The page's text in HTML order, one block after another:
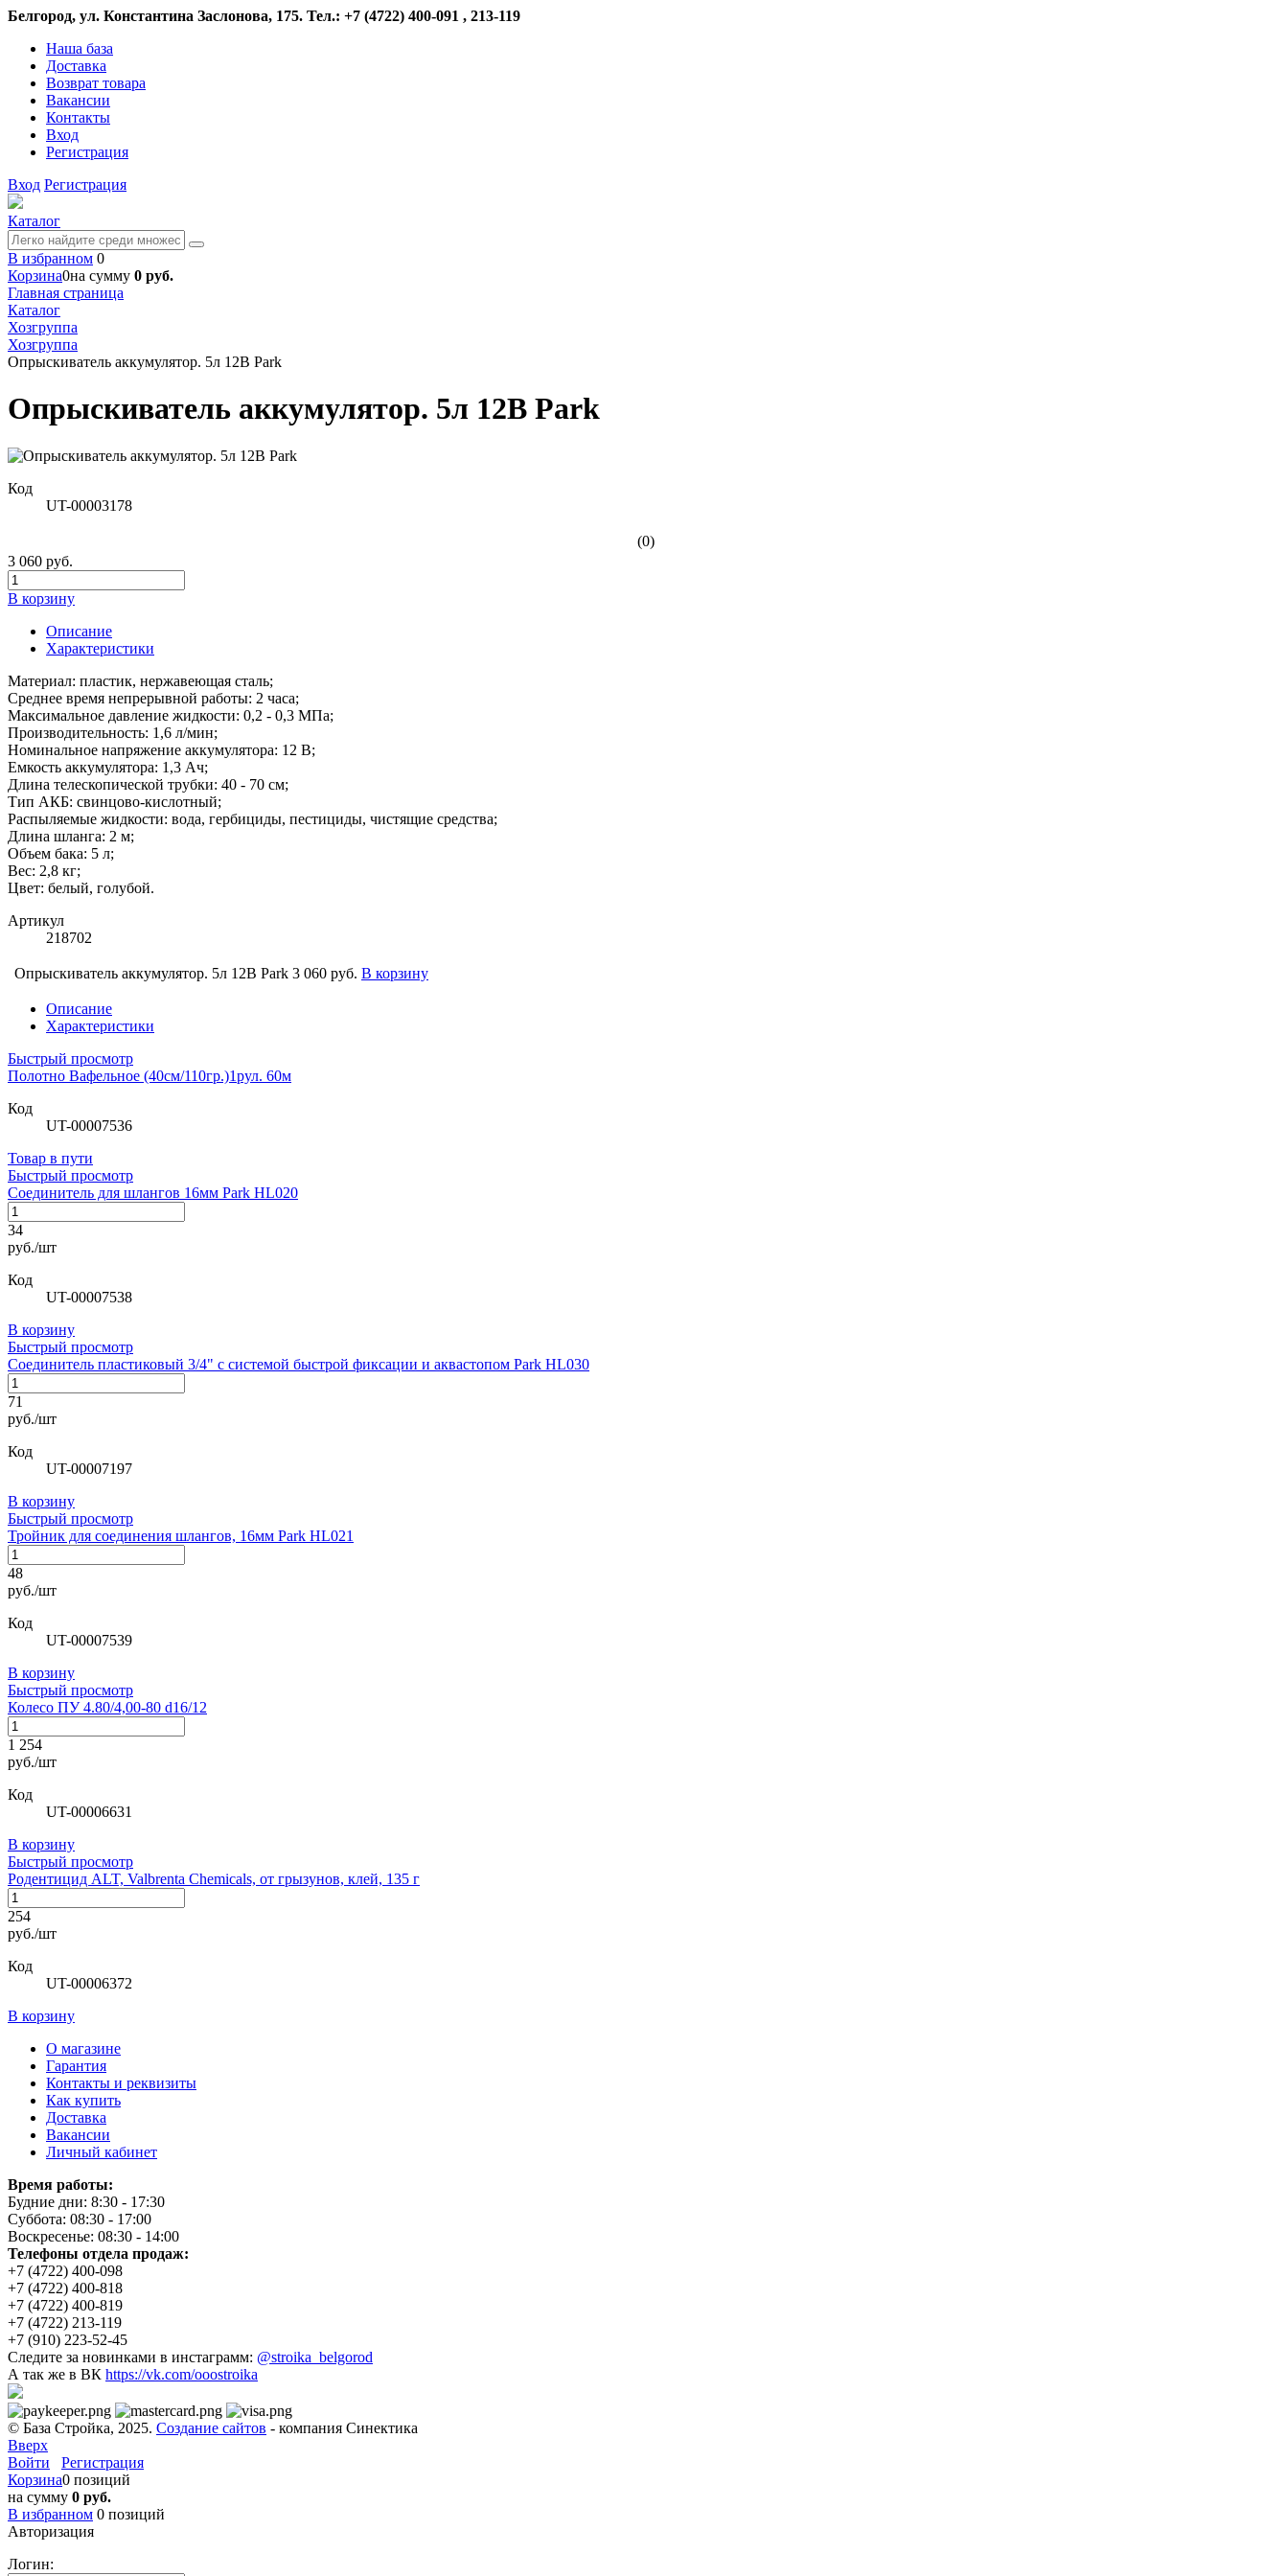
Белгород, ул. Константина Заслонова, 175. Тел.: +7 (4722) 400-091 , 213-119
Наша база
Доставка
Возврат товара
Вакансии
Контакты
Вход
Регистрация
Вход Регистрация
Каталог
В избранном 0
Корзина0на сумму 0 руб.
Главная страница
Каталог
Хозгруппа
Хозгруппа
Опрыскиватель аккумулятор. 5л 12В Park
Опрыскиватель аккумулятор. 5л 12В Park
Код
UT-00003178
(0)
3 060 руб.
В корзину
Описание
Характеристики
Материал: пластик, нержавеющая сталь;
Среднее время непрерывной работы: 2 часа;
Максимальное давление жидкости: 0,2 - 0,3 МПа;
Производительность: 1,6 л/мин;
Номинальное напряжение аккумулятора: 12 В;
Емкость аккумулятора: 1,3 Ач;
Длина телескопической трубки: 40 - 70 см;
Тип АКБ: свинцово-кислотный;
Распыляемые жидкости: вода, гербициды, пестициды, чистящие средства;
Длина шланга: 2 м;
Объем бака: 5 л;
Вес: 2,8 кг;
Цвет: белый, голубой.
Артикул
218702
Опрыскиватель аккумулятор. 5л 12В Park 3 060 руб. В корзину
Описание
Характеристики
Быстрый просмотр
Полотно Вафельное (40см/110гр.)1рул. 60м
Код
UT-00007536
Товар в пути
Быстрый просмотр
Соединитель для шлангов 16мм Park HL020
34
руб./шт
Код
UT-00007538
В корзину
Быстрый просмотр
Соединитель пластиковый 3/4" с системой быстрой фиксации и аквастопом Park HL030
71
руб./шт
Код
UT-00007197
В корзину
Быстрый просмотр
Тройник для соединения шлангов, 16мм Park HL021
48
руб./шт
Код
UT-00007539
В корзину
Быстрый просмотр
Колесо ПУ 4.80/4,00-80 d16/12
1 254
руб./шт
Код
UT-00006631
В корзину
Быстрый просмотр
Родентицид ALT, Valbrenta Chemicals, от грызунов, клей, 135 г
254
руб./шт
Код
UT-00006372
В корзину
О магазине
Гарантия
Контакты и реквизиты
Как купить
Доставка
Вакансии
Личный кабинет
Время работы:
Будние дни: 8:30 - 17:30
Суббота: 08:30 - 17:00
Воскресенье: 08:30 - 14:00
Телефоны отдела продаж:
+7 (4722) 400-098
+7 (4722) 400-818
+7 (4722) 400-819
+7 (4722) 213-119
+7 (910) 223-52-45
Следите за новинками в инстаграмм: @stroika_belgorod
А так же в ВК https://vk.com/ooostroika
© База Стройка, 2025. Создание сайтов - компания Синектика
Вверх
Войти
Регистрация
Корзина0 позиций
на сумму 0 руб.
В избранном 0 позиций
Авторизация
Логин: